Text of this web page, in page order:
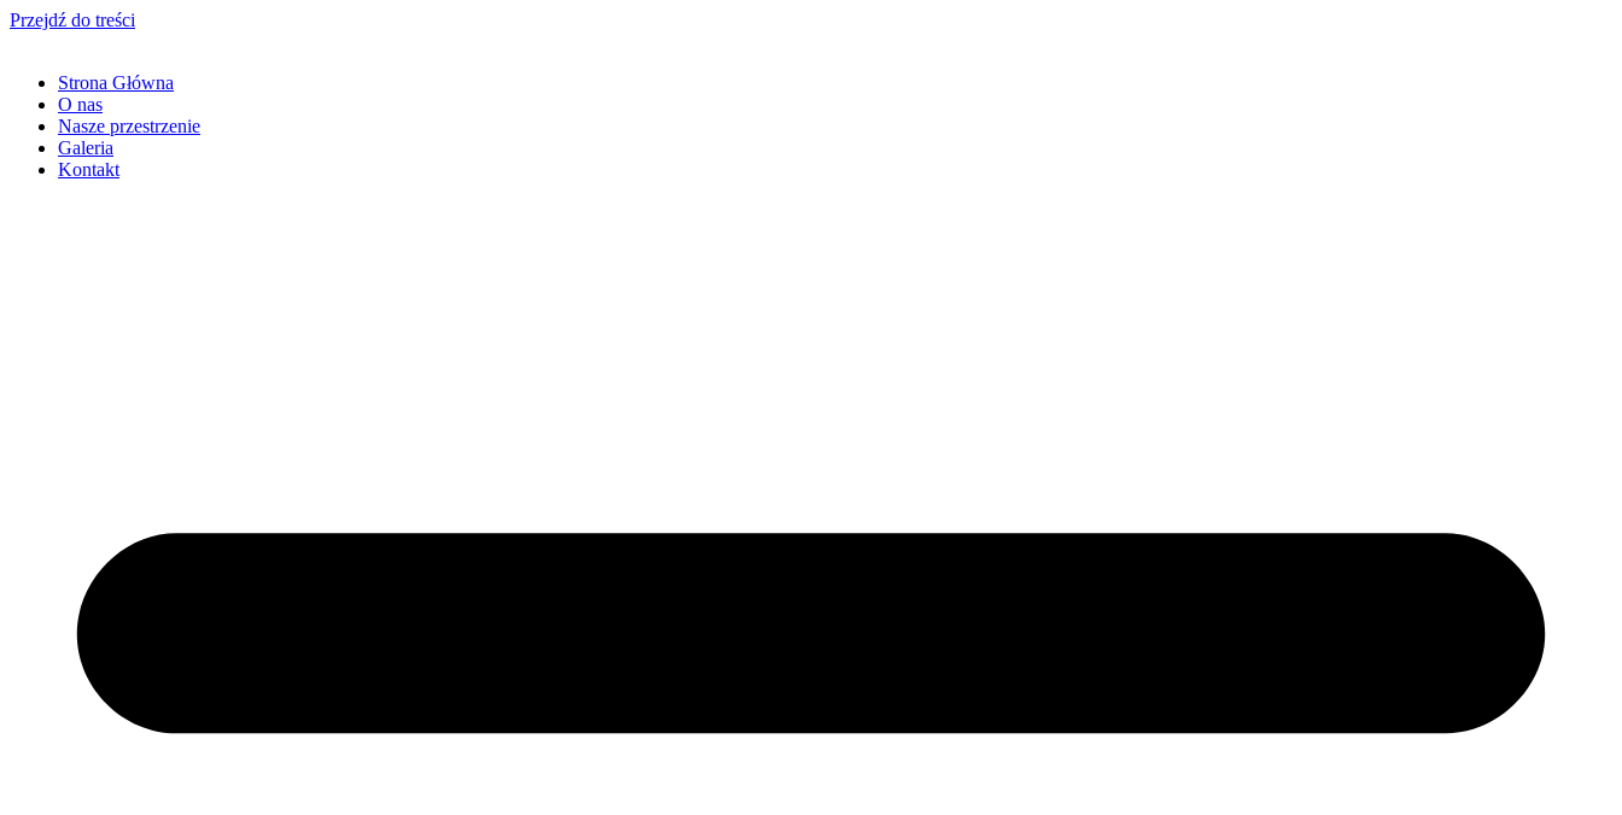
Przejdź do treści
Strona Główna
O nas
Nasze przestrzenie
Galeria
Kontakt